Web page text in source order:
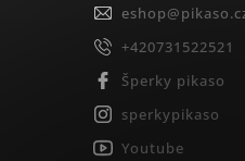
eshop@
+420731522521
Šperky pikaso
sperkypikaso
Youtube